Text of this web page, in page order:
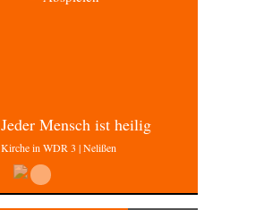
Jeder Mensch ist heilig
Kirche in WDR 3 | Nelißen